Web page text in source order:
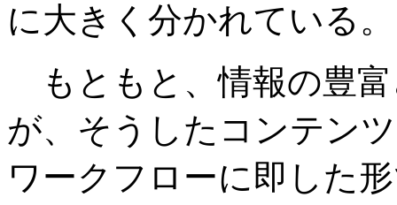
に大きく分かれている。
もともと、情報の豊
が、そうしたコンテン
ワークフローに即した